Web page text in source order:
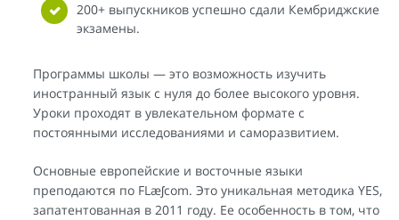
200+ выпускников успешно сдали Кембриджские
экзамены.
Программы школы — это возможность изучить
иностранный язык с нуля до более высокого уровня.
Уроки проходят в увлекательном формате с
постоянными исследованиями и саморазвитием.
Основные европейские и восточные языки
преподаются по FLæʃcom. Это уникальная методика YES,
запатентованная в 2011 году. Ее особенность в том, что